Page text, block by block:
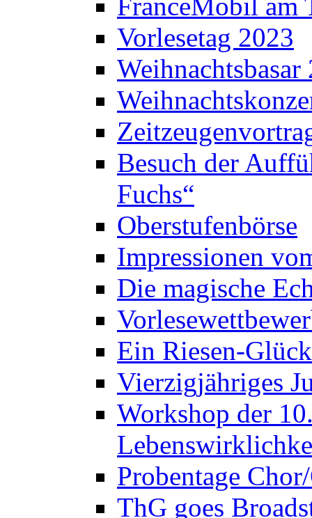
FranceMobil am
Vorlesetag 2023
Weihnachtsbasar
Besuch der
Fuchs“
Oberstufenbörse
Impressionen
Die magische
Ein Riesen-
Vierzigjähriges
Workshop der
Probentage
ThG goes